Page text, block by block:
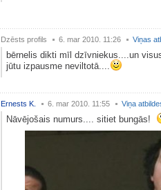
Dzēsts profils 6. mar 2010. 11:26 Viņas
bērnelis dikti mīl dzīvniekus....un
jūtu izpausme neviltotā....
Ernests K. 6. mar 2010. 11:55 Viņa
Nāvējošais numurs.... sitiet bungās!